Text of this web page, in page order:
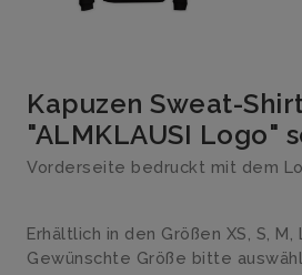
Kapuzen Sweat-
"ALMKLAUSI Logo"
Vorderseite bedruckt mit dem
Erhältlich in den Größen XS, S, M,
Gewünschte Größe bitte